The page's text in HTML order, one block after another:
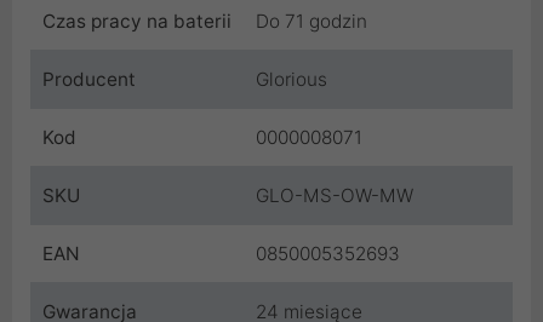
Czas pracy na baterii Do 71 godzin
Producent Glorious
Kod 0000008071
SKU GLO-MS-OW-MW
EAN 0850005352693
Gwarancja
24 miesiące